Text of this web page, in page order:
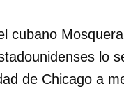
cubano
lo
de Chicago a